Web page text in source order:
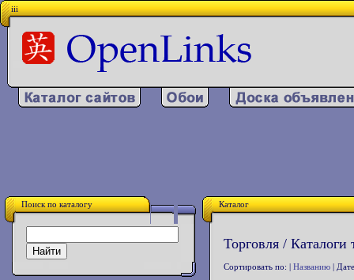
iii
Поиск по каталогу Каталог
Торговля / Каталоги
Сортировать по: | Названию |